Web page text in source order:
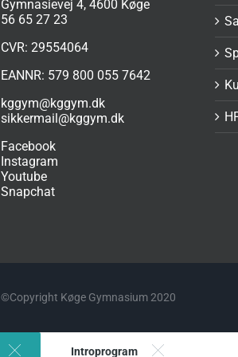
Introprogram
Gymnasievej 4, 4600 Køge
56 65 27 23
CVR: 29554064
EANNR: 579 800 055 7642
kggym@kggym.dk
sikkermail@kggym.dk
Facebook
Instagram
Youtube
Snapchat
©Copyright Køge Gymnasium 2020